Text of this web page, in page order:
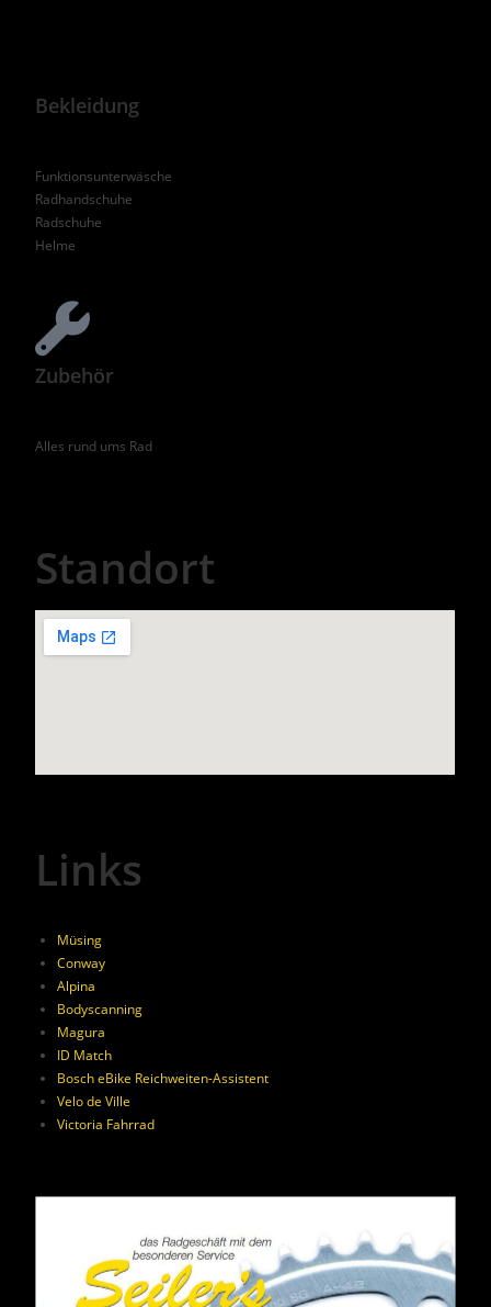
Bekleidung
Funktionsunterwäsche
Radhandschuhe
Radschuhe
Helme
Zubehör
Alles rund ums Rad
Standort
Links
Müsing
Conway
Alpina
Bodyscanning
Magura
ID Match
Bosch eBike Reichweiten-Assistent
Velo de Ville
Victoria Fahrrad